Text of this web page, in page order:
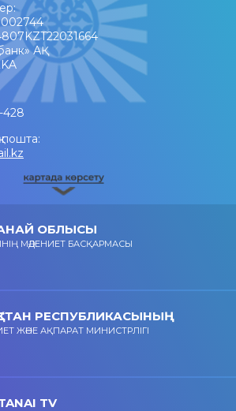
АҚ
428
пошта:
ОБЛЫСЫ
МӘДЕНИЕТ БАСҚАРМАСЫ
РЕСПУБЛИКАСЫНЫҢ
ЖӘНЕ АҚПАРАТ МИНИСТРЛІГІ
TV